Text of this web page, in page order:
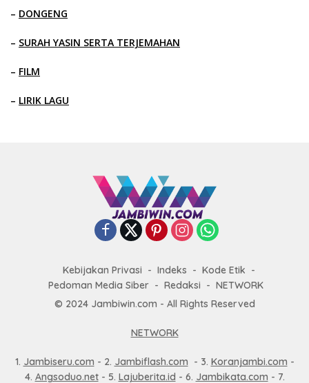
– DONGENG
– SURAH YASIN SERTA TERJEMAHAN
– FILM
– LIRIK LAGU
Kebijakan Privasi Indeks
Kode Etik
Pedoman Media Siber
Redaksi
NETWORK
© 2024 Jambiwin.com - All Rights Reserved
NETWORK
1. Jambiseru.com - 2. Jambiflash.com - 3. Koranjambi.com -
4. Angsoduo.net- 5. Lajuberita.id - 6. Jambikata.com - 7.